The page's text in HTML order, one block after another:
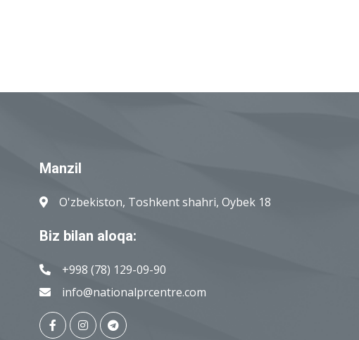
Manzil
O'zbekiston, Toshkent shahri, Oybek 18
Biz bilan aloqa:
+998 (78) 129-09-90
info@nationalprcentre.com